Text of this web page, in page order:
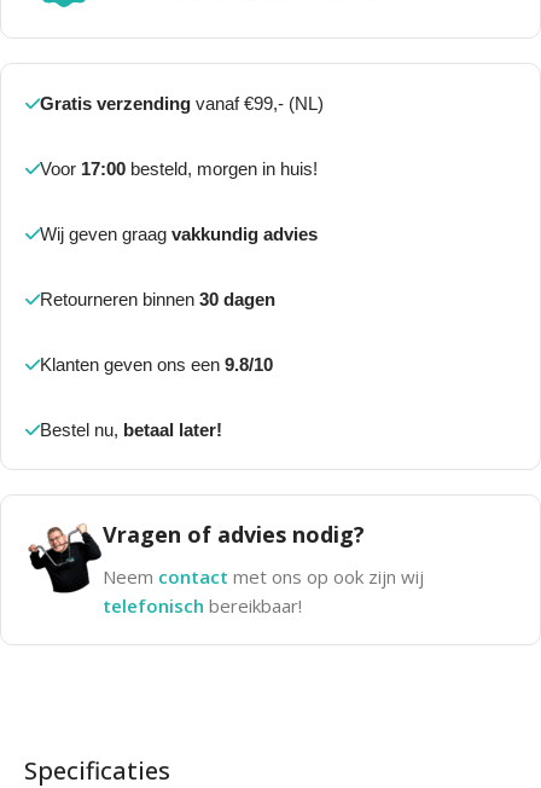
Gratis verzending vanaf €99,- (NL)
Voor 17:00 besteld, morgen in huis!
Wij geven graag vakkundig advies
Retourneren binnen 30 dagen
Klanten geven ons een 9.8/10
Bestel nu, betaal later!
Vragen of advies nodig?
Neem contact met ons op ook zijn wij
telefonisch bereikbaar!
Specificaties